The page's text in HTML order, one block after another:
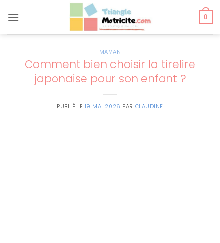
au
0
MAMAN
Comment bien choisir la tirelire
japonaise pour son enfant ?
PUBLIÉ LE 19 MAI 2026 PAR CLAUDINE